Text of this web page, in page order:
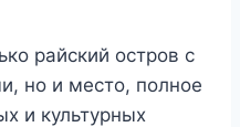
райский остров с
но и место, полное
и культурных